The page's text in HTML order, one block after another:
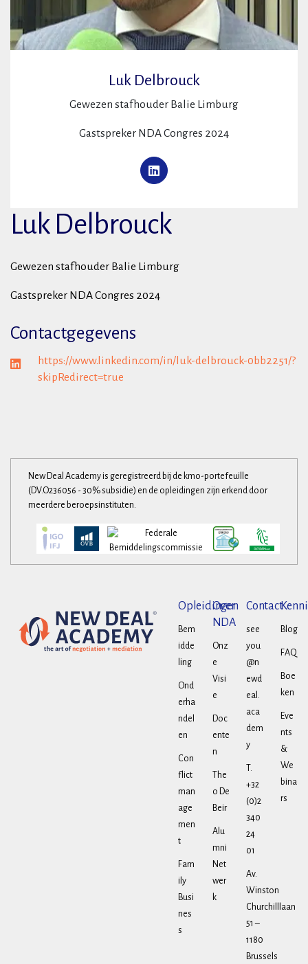
Luk Delbrouck
Gewezen stafhouder Balie Limburg
Gastspreker NDA Congres 2024
Luk Delbrouck
Gewezen stafhouder Balie Limburg
Gastspreker NDA Congres 2024
Contactgegevens
https://www.linkedin.com/in/luk-delbrouck-0bb2251/?
skipRedirect=true
New Deal Academy is geregistreerd bij de kmo-portefeuille
(DV.O236056 - 30% subsidie) en de opleidingen zijn erkend door
meerdere beroepsinstituten.
Opleidingen
Bem
idde
ling
Ond
erha
ndel
en
Con
flict
man
age
men
t
Fam
ily
Busi
nes
s
Over
NDA
Onz
e
Visi
e
Doc
ente
n
The
o De
Beir
Alu
mni
Net
wer
k
Contact
see
you
@n
ewd
eal.
aca
dem
y
T.
+32
(0)2
340
24
01
Av.
Winston
Churchilllaan
51 –
1180
Brussels
Blog
FAQ
Boe
ken
Eve
nts
&
We
bina
rs